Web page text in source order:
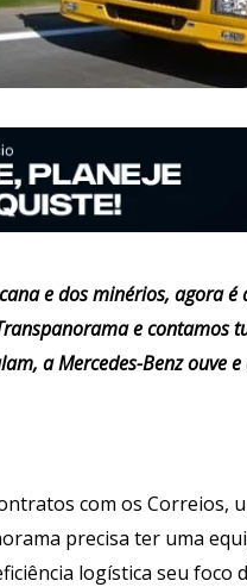
e dos minérios, agora
e contamos
a Mercedes-Benz ouve
com os Correios,
precisa ter uma
logística seu foco